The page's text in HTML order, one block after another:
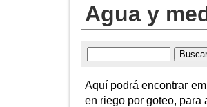
Agua y
Aquí podrá encontrar
en riego por goteo, para